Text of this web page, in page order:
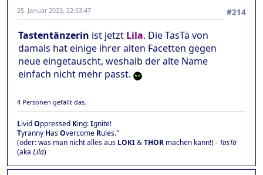
#214
25. Januar 2023, 22:53:47
Tastentänzerin ist jetzt Lila. Die TasTä von
damals hat einige ihrer alten Facetten gegen
neue eingetauscht, weshalb der alte Name
einfach nicht mehr passt.
4 Personen gefällt das.
LividOppressed King:Ignite!
Tyranny HasOvercome Rules."
(oder: was man nicht alles aus LOKI&THOR machen kann!) - TasTä
(aka Lila)